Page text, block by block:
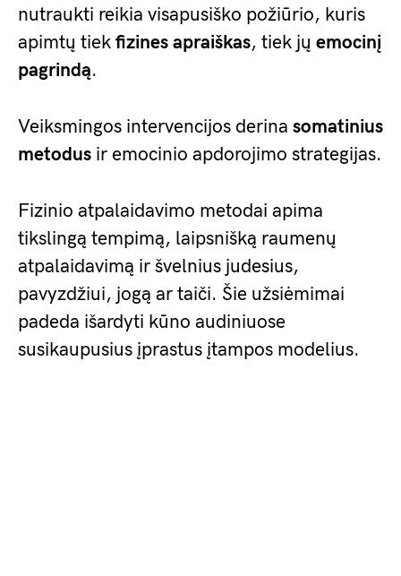
nutraukti reikia visapusiško požiūrio, kuris
apimtų tiek fizines apraiškas, tiek jų emocinį
pagrindą.
Veiksmingos intervencijos derina somatinius
metodus ir emocinio apdorojimo strategijas.
Fizinio atpalaidavimo metodai apima
tikslingą tempimą, laipsnišką raumenų
atpalaidavimą ir švelnius judesius,
pavyzdžiui, jogą ar taiči. Šie užsiėmimai
padeda išardyti kūno audiniuose
susikaupusius įprastus įtampos modelius.